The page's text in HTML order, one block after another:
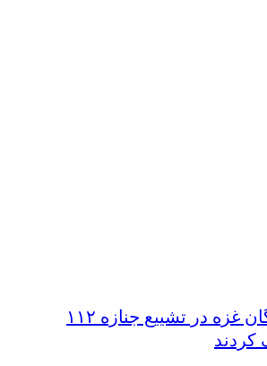
هزاران تن‌ باشندگان غزه در تشییع جنازه ۱۱۲
کردند